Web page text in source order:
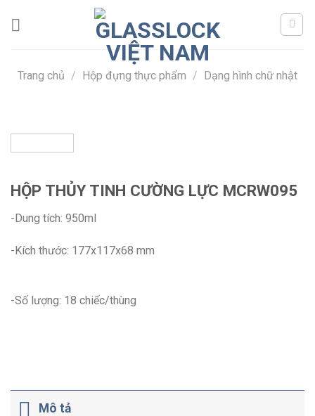
Trang chủ / Hộp đựng thực phẩm / Dạng hình chữ nhật
HỘP THỦY TINH CƯỜNG LỰC MCRW095
-Dung tích: 950ml
-Kích thước: 177x117x68 mm
-Số lượng: 18 chiếc/thùng
Mô tả